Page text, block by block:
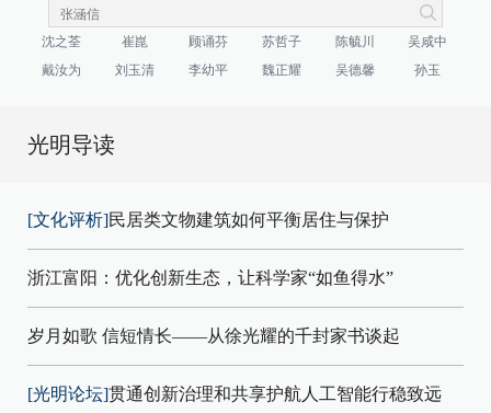
沈之荃 崔崑 顾诵芬 苏哲子 陈毓川
吴咸中
戴汝为
刘玉清 李幼平 魏正耀 吴德馨 孙玉
光明导读
[文化评析]民居类文物建筑如何平衡居住与保护
浙江富阳：优化创新生态，让科学家“如鱼得水”
岁月如歌 信短情长——从徐光耀的千封家书谈起
[光明论坛]贯通创新治理和共享护航人工智能行稳致远